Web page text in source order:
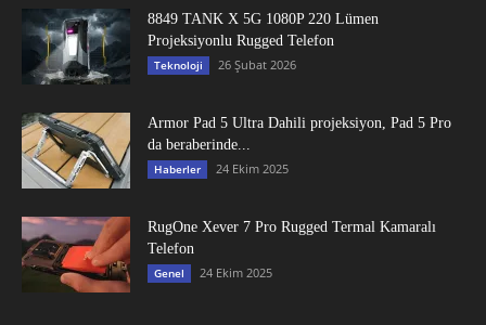
8849 TANK X 5G 1080P 220 Lümen
Projeksiyonlu Rugged Telefon
Teknoloji 26 Şubat 2026
Armor Pad 5 Ultra Dahili projeksiyon, Pad 5 Pro
da beraberinde...
Haberler 24 Ekim 2025
RugOne Xever 7 Pro Rugged Termal Kamaralı
Telefon
Genel 24 Ekim 2025